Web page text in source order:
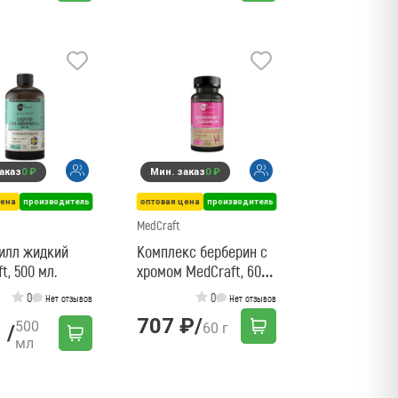
0 ₽
производитель
жидкий
500 мл.
0 Нет отзывов
/500
мл
Мин. заказ0 ₽
оптовая цена производитель
MedCraft
Комплекс берберин с
хромом MedCraft, 60
0 Нет отзывов
707 ₽/60 г